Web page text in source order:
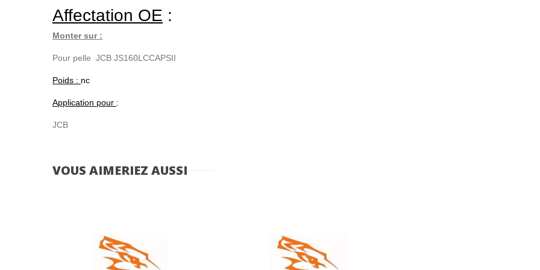
Affectation OE :
Monter sur :
Pour pelle JCB JS160LCCAPSII
Poids : nc
Application pour :
JCB
VOUS AIMERIEZ AUSSI